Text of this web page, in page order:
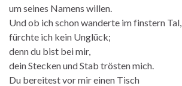
um seines Namens willen.
Und ob ich schon wanderte im finstern Tal,
fürchte ich kein Unglück;
denn du bist bei mir,
dein Stecken und Stab trösten mich.
Du bereitest vor mir einen Tisch